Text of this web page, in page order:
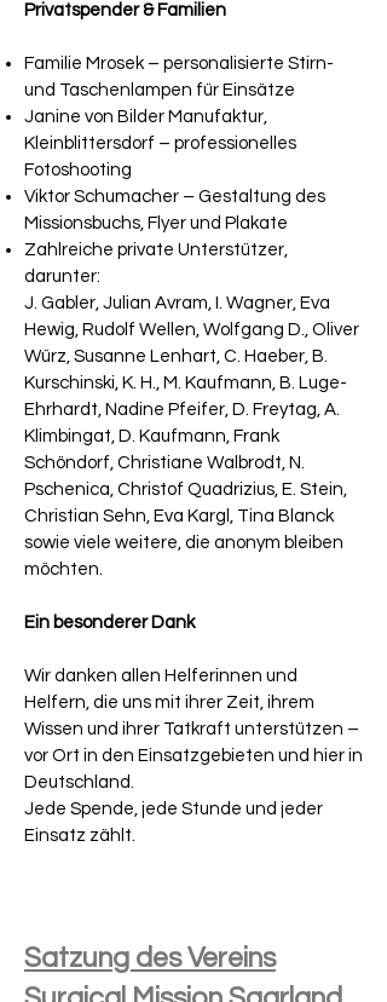
Privatspender & Familien
Familie Mrosek – personalisierte Stirn-
und Taschenlampen für Einsätze
Janine von Bilder Manufaktur,
Kleinblittersdorf – professionelles
Fotoshooting
Viktor Schumacher – Gestaltung des
Missionsbuchs, Flyer und Plakate
Zahlreiche private Unterstützer,
darunter:
J. Gabler, Julian Avram, I. Wagner, Eva
Hewig, Rudolf Wellen, Wolfgang D., Oliver
Würz, Susanne Lenhart, C. Haeber, B.
Kurschinski, K. H., M. Kaufmann, B. Luge-
Ehrhardt, Nadine Pfeifer, D. Freytag, A.
Klimbingat, D. Kaufmann, Frank
Schöndorf, Christiane Walbrodt, N.
Pschenica, Christof Quadrizius, E. Stein,
Christian Sehn, Eva Kargl, Tina Blanck
sowie viele weitere, die anonym bleiben
möchten.
Ein besonderer Dank
Wir danken allen Helferinnen und
Helfern, die uns mit ihrer Zeit, ihrem
Wissen und ihrer Tatkraft unterstützen –
vor Ort in den Einsatzgebieten und hier in
Deutschland.
Jede Spende, jede Stunde und jeder
Einsatz zählt.
Satzung des Vereins